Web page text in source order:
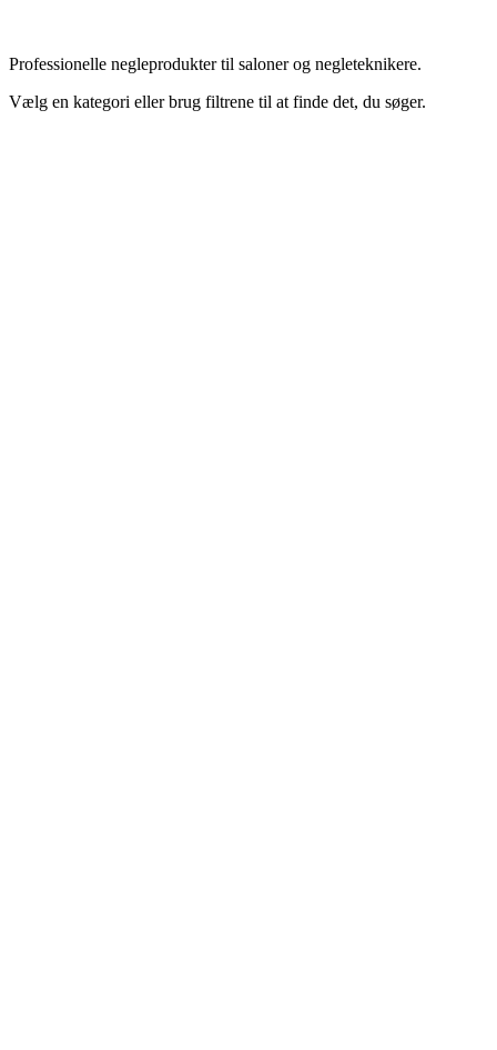
Professionelle negleprodukter til saloner og negleteknikere.
Vælg en kategori eller brug filtrene til at finde det, du søger.